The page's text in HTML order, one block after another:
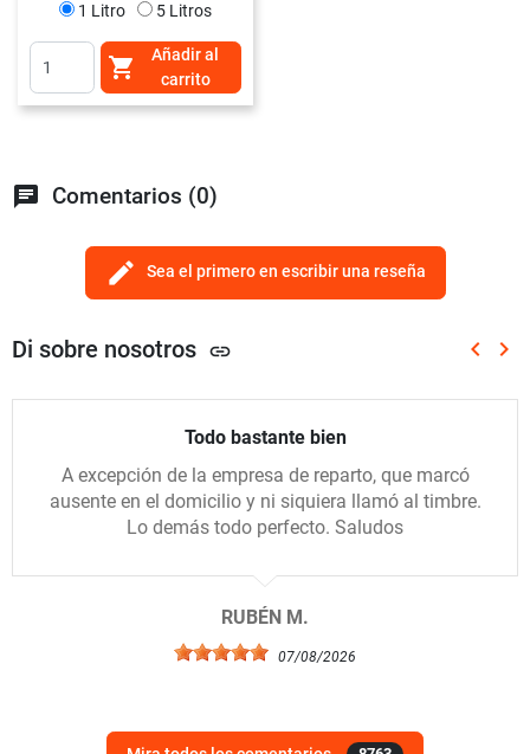
1 Litro 5 Litros

Añadir al
carrito
chat Comentarios (0)
edit Sea el primero en escribir una reseña
Di sobre nosotros link keyboard_arrow_left keyboard_arrow_right
Todo bastante bien
A excepción de la empresa de reparto, que marcó
ausente en el domicilio y ni siquiera llamó al timbre.
Lo demás todo perfecto. Saludos
RUBÉN M.
07/08/2026